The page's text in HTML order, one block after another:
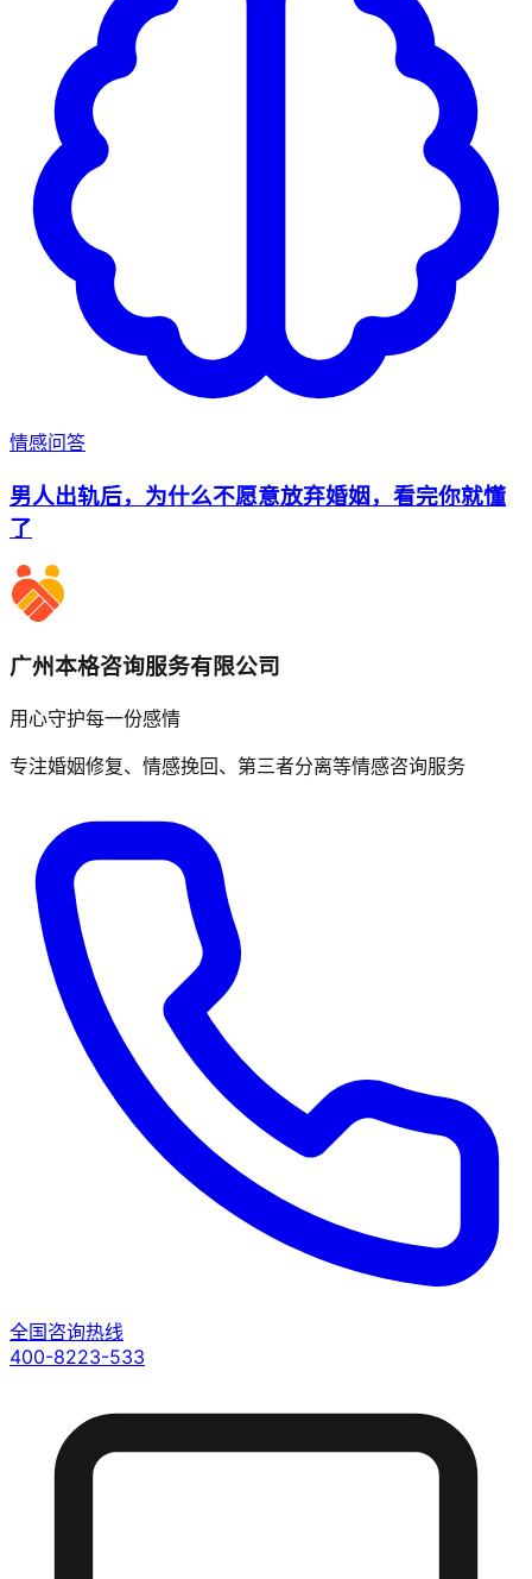
情感问答
男人出轨后，为什么不愿意放弃婚姻，看完你就懂
了
广州本格咨询服务有限公司
用心守护每一份感情
专注婚姻修复、情感挽回、第三者分离等情感咨询服务
全国咨询热线
400-8223-533